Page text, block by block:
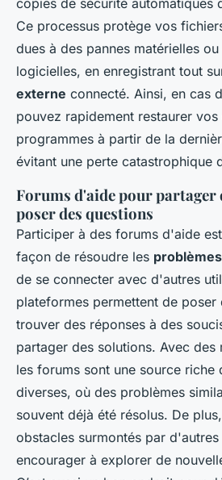
Ce processus protège vos
dues à des pannes matérielles
logicielles, en enregistrant tout
externe connecté. Ainsi, en cas
pouvez rapidement restaurer
programmes à partir de la
évitant une perte catastrophique
Forums d'aide pour partager
poser des questions
Participer à des forums d'aide
façon de résoudre les
de se connecter avec d'autres
plateformes permettent de poser
trouver des réponses à des
partager des solutions. Avec des
les forums sont une source riche
diverses, où des problèmes
souvent déjà été résolus. De
obstacles surmontés par
encourager à explorer de